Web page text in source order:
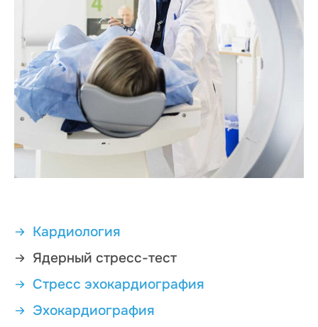
Кардиология
Ядерный стресс-тест
Стресс эхокардиография
Эхокардиография